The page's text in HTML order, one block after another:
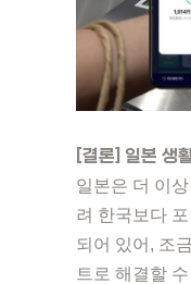
[결론] 일본 생
일본은 더 이
려 한국보다
되어 있어, 조
트로 해결할